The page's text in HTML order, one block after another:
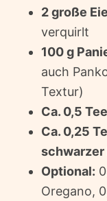
2 große
verquirlt
100 g
auch
Textur)
Ca. 0,5
Ca. 0,25
Optional:
Oregano,